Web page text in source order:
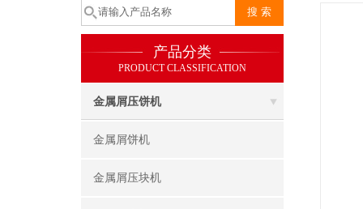
产品分类
PRODUCT CLASSIFICATION
金属屑压饼机
金属屑饼机
金属屑压块机